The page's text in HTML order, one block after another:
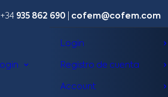
+34 935 862 690 cofem@cofem.com
Login
Registro de cuenta
Account